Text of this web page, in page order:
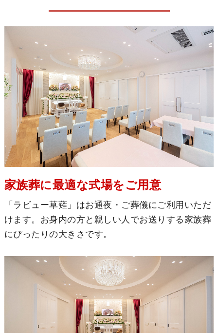
家族葬に最適な式場をご用意
「ラビュー草薙」はお通夜・ご葬儀にご利用いただ
けます。お身内の方と親しい人でお送りする家族葬
にぴったりの大きさです。